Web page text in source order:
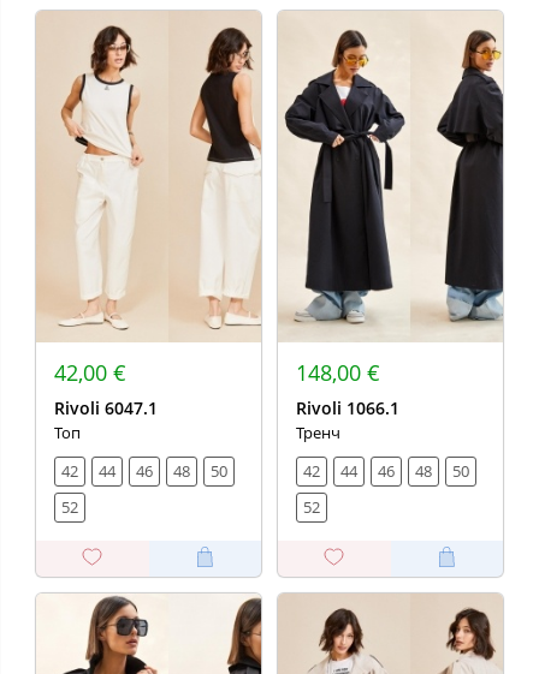
42,00 €
Rivoli 6047.1
Топ
42
44 46 48
50
52
148,00 €
Rivoli 1066.1
Тренч
42
44 46 48
50
52